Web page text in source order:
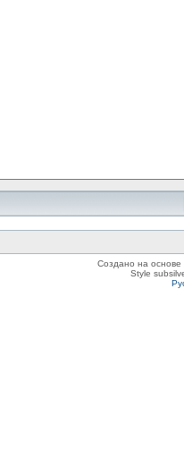
Создано на основе
Style